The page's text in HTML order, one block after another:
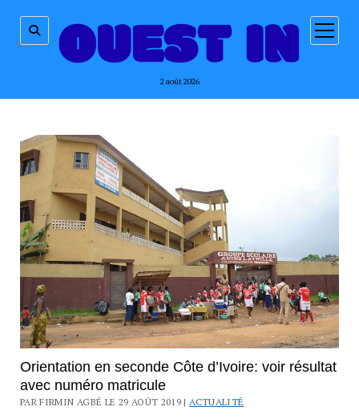
2 août 2026
ouvrir
menu
Orientation en seconde Côte d’Ivoire: voir résultat
avec numéro matricule
PAR FIRMIN AGBÉ LE 29 AOÛT 2019 |ACTUALITÉ